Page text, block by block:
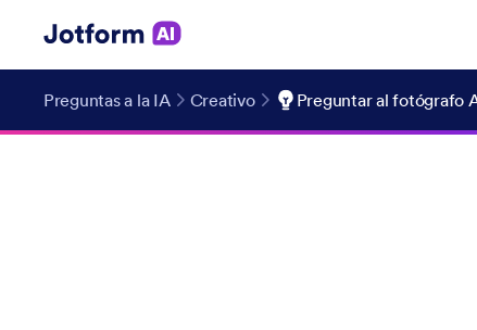
Preguntas a la IA Creativo Preguntar al fotógrafo